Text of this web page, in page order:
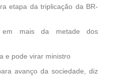
etapa da triplicação da BR-
em mais da metade dos
e pode virar ministro
avanço da sociedade, diz